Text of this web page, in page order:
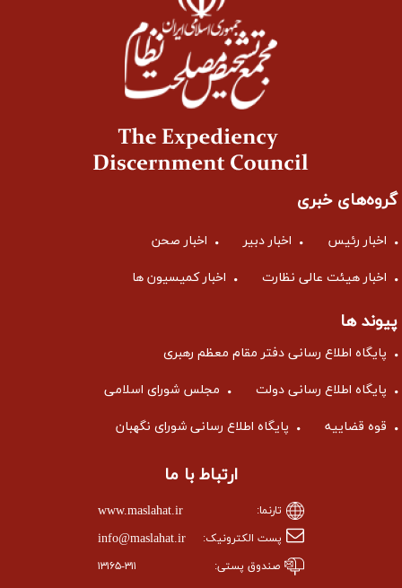
گروه‌های خبری
اخبار رئیس اخبار دبیر اخبار صحن
اخبار هیئت عالی نظارت اخبار کمیسیون ها
پیوند ها
پایگاه اطلاع رسانی دفتر مقام معظم رهبری
پایگاه اطلاع رسانی دولت مجلس شورای اسلامی
قوه قضاییه پایگاه اطلاع رسانی شورای نگهبان
ارتباط با ما
تارنما: www.maslahat.ir
پست الکترونیک: info@maslahat.ir
صندوق پستی: ۱۳۱۶۵-۳۱۱